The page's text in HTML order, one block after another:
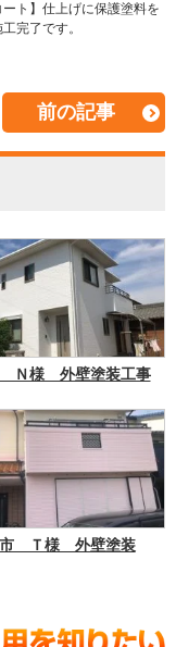
ート】仕上げに保護塗料を
完了です。
前の記事
Ｎ様 外壁塗装工事
市 Ｔ様 外壁塗装